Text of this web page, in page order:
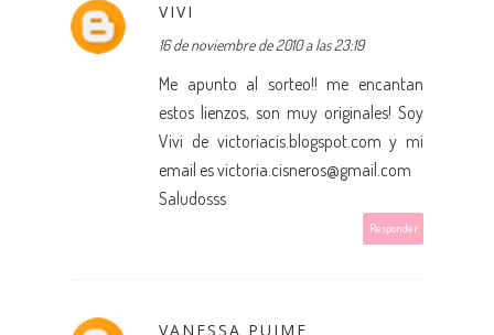
VIVI
16 de noviembre de 2010 a las 23:19
Me apunto al sorteo!! me encantan
estos lienzos, son muy originales! Soy
Vivi de victoriacis.blogspot.com y mi
email es victoria.cisneros@gmail.com
Saludosss
Responder
VANESSA PUIME